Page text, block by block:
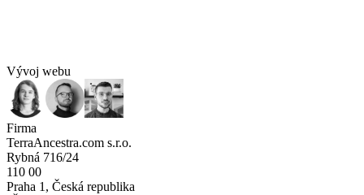
Vývoj webu
Firma
TerraAncestra.com s.r.o.
Rybná 716/24
110 00
Praha 1, Česká republika